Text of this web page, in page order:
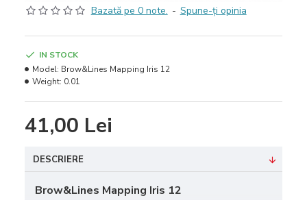
Bazată pe 0 note. - Spune-ţi opinia
41,00 Lei
IN STOCK
Model: Brow&Lines Mapping Iris 12
Weight: 0.01
DESCRIERE
Brow&Lines Mapping Iris 12